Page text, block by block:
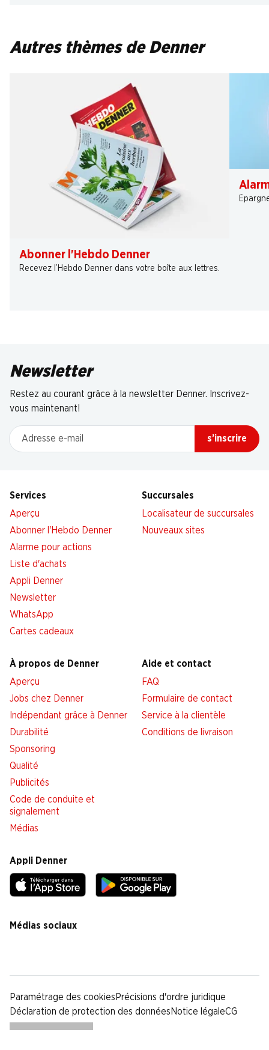
Autres thèmes de Denner
Abonner l'Hebdo Denner
Recevez l’Hebdo Denner dans votre boîte aux lettres.
Newsletter
Restez au courant grâce à la newsletter Denner. Inscrivez-
vous maintenant!
Adresse e-mail
s’inscrire
Services
Aperçu
Abonner l'Hebdo Denner
Alarme pour actions
Liste d'achats
Appli Denner
Newsletter
WhatsApp
Cartes cadeaux
Succursales
Localisateur de succursales
Nouveaux sites
À propos de Denner
Aperçu
Jobs chez Denner
Indépendant grâce à Denner
Durabilité
Sponsoring
Qualité
Publicités
Code de conduite et
signalement
Médias
Aide et contact
FAQ
Formulaire de contact
Service à la clientèle
Conditions de livraison
Appli Denner
Médias sociaux
Paramétrage des cookies Précisions d'ordre juridique
Déclaration de protection des données Notice légaleCG